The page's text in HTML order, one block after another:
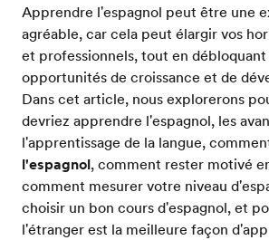
Apprendre l'espagnol peut être une
agréable, car cela peut élargir vos
et professionnels, tout en
opportunités de croissance et de
Dans cet article, nous explorerons
devriez apprendre l'espagnol, les
l'apprentissage de la langue,
l'espagnol, comment rester motivé
comment mesurer votre niveau
choisir un bon cours d'espagnol, et
l'étranger est la meilleure façon